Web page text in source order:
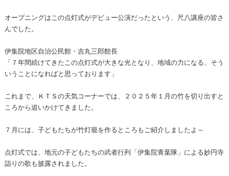
オープニングはこの点灯式がデビュー公演だったという、尺八講座の皆さ
んでした。
伊集院地区自治公民館・吉丸三郎館長
「７年間続けてきたこの点灯式が大きな光となり、地域の力になる、そう
いうことになればと思っております」
これまで、ＫＴＳの天気コーナーでは、２０２５年１月の竹を切り出すと
ころから追いかけてきました。
７月には、子どもたちが竹灯籠を作るところもご紹介しましたよ～
点灯式では、地元の子どもたちの武者行列「伊集院青葉隊」による妙円寺
詣りの歌も披露されました。